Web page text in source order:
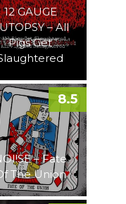
12 GAUGE
– All
Pigs Get
– Fate
The Union
8.5